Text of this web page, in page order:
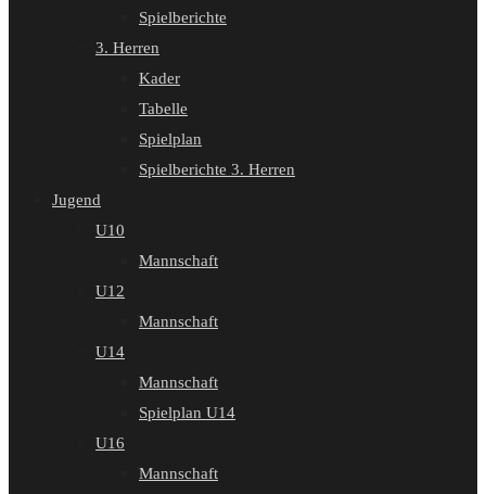
Spielberichte
3. Herren
Kader
Tabelle
Spielplan
Spielberichte 3. Herren
Jugend
U10
Mannschaft
U12
Mannschaft
U14
Mannschaft
Spielplan U14
U16
Mannschaft